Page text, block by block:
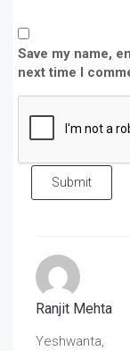
Save my name,
next time I
Submit
Ranjit Mehta
Yeshwanta,